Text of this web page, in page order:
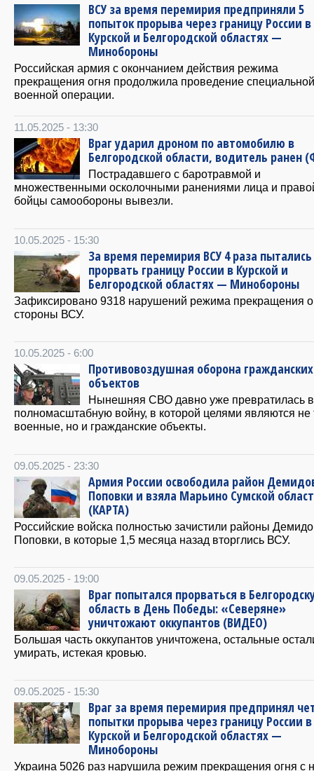
ВСУ за время перемирия предприняли 5
попыток прорыва через границу России в
Курской и Белгородской областях —
Минобороны
Российская армия с окончанием действия режима
прекращения огня продолжила проведение специальной
военной операции.
11.05.2025 - 13:30
Враг ударил дроном по автомобилю в
Белгородской области, водитель ранен
Пострадавшего с баротравмой и
множественными осколочными ранениями лица и
бойцы самообороны вывезли.
10.05.2025 - 15:30
За время перемирия ВСУ 4 раза пытались
прорвать границу России в Курской и
Белгородской областях — Минобороны
Зафиксировано 9318 нарушений режима прекращения
стороны ВСУ.
10.05.2025 - 6:00
Противовоздушная оборона гражданских
объектов
Нынешняя СВО давно уже превратилась в
полномасштабную войну, в которой целями являются не
военные, но и гражданские объекты.
09.05.2025 - 23:30
Армия России освободила район
Поповки и взяла Марьино Сумской
(КАРТА)
Российские войска полностью зачистили районы
Поповки, в которые 1,5 месяца назад вторглись ВСУ.
09.05.2025 - 19:00
Враг попытался прорваться в
область в День Победы: «Северяне»
уничтожают оккупантов (ВИДЕО)
Большая часть оккупантов уничтожена, остальные
умирать, истекая кровью.
09.05.2025 - 15:30
Враг за время перемирия предпринял
попытки прорыва через границу России в
Курской и Белгородской областях —
Минобороны
Украина 5026 раз нарушила режим прекращения огня с